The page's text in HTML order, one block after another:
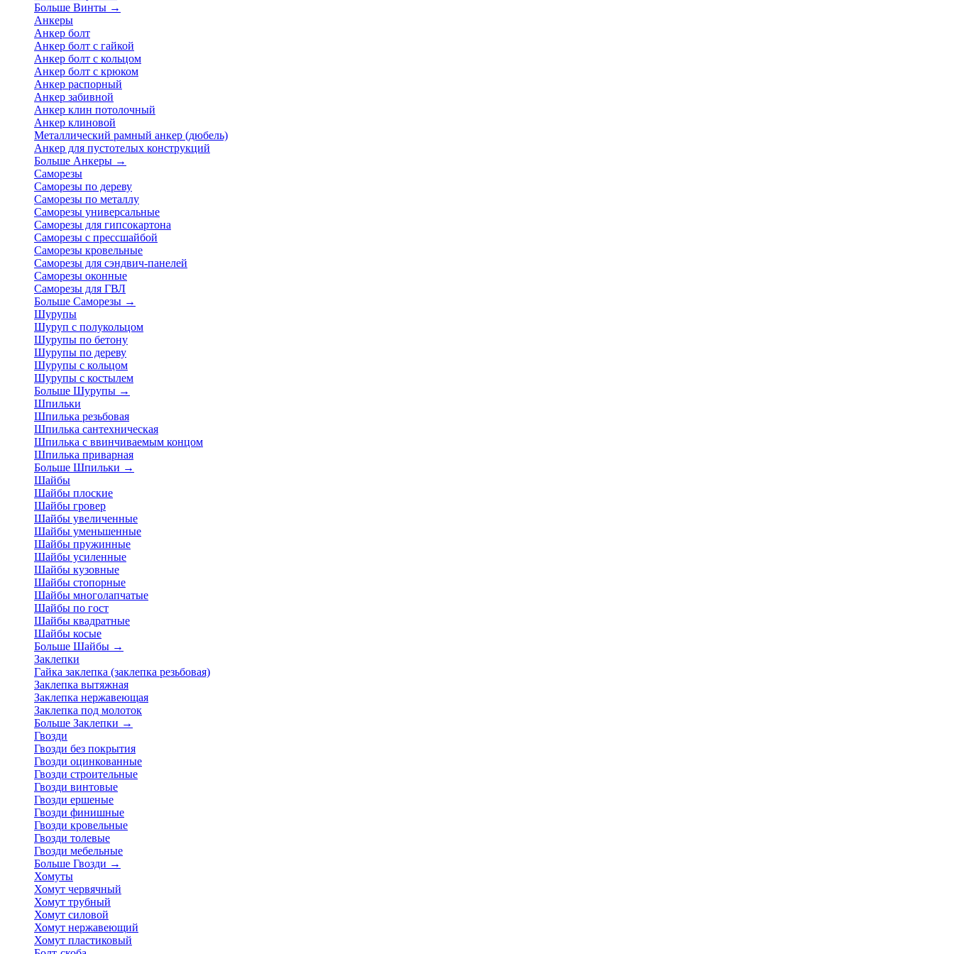
Больше Винты →
Анкеры
Анкер болт
Анкер болт с гайкой
Анкер болт с кольцом
Анкер болт с крюком
Анкер распорный
Анкер забивной
Анкер клин потолочный
Анкер клиновой
Металлический рамный анкер (дюбель)
Анкер для пустотелых конструкций
Больше Анкеры →
Саморезы
Саморезы по дереву
Саморезы по металлу
Саморезы универсальные
Саморезы для гипсокартона
Саморезы с прессшайбой
Саморезы кровельные
Саморезы для сэндвич-панелей
Саморезы оконные
Саморезы для ГВЛ
Больше Саморезы →
Шурупы
Шуруп с полукольцом
Шурупы по бетону
Шурупы по дереву
Шурупы с кольцом
Шурупы с костылем
Больше Шурупы →
Шпильки
Шпилька резьбовая
Шпилька сантехническая
Шпилька с ввинчиваемым концом
Шпилька приварная
Больше Шпильки →
Шайбы
Шайбы плоские
Шайбы гровер
Шайбы увеличенные
Шайбы уменьшенные
Шайбы пружинные
Шайбы усиленные
Шайбы кузовные
Шайбы стопорные
Шайбы многолапчатые
Шайбы по гост
Шайбы квадратные
Шайбы косые
Больше Шайбы →
Заклепки
Гайка заклепка (заклепка резьбовая)
Заклепка вытяжная
Заклепка нержавеющая
Заклепка под молоток
Больше Заклепки →
Гвозди
Гвозди без покрытия
Гвозди оцинкованные
Гвозди строительные
Гвозди винтовые
Гвозди ершеные
Гвозди финишные
Гвозди кровельные
Гвозди толевые
Гвозди мебельные
Больше Гвозди →
Хомуты
Хомут червячный
Хомут трубный
Хомут силовой
Хомут нержавеющий
Хомут пластиковый